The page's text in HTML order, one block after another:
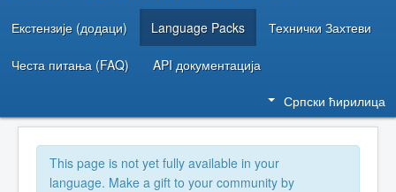
Екстензије (додаци) Language Packs Технички Захтеви
Честа питања (FAQ) API документација
Српски ћирилица
This page is not yet fully available in your
language. Make a gift to your community by